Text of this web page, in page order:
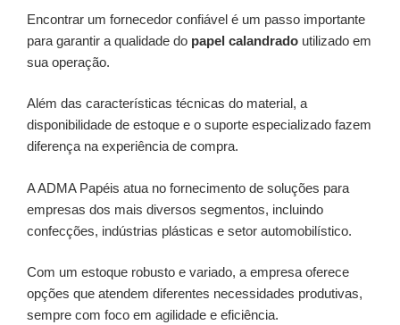
Encontrar um fornecedor confiável é um passo importante
para garantir a qualidade do papel calandrado utilizado em
sua operação.
Além das características técnicas do material, a
disponibilidade de estoque e o suporte especializado fazem
diferença na experiência de compra.
A ADMA Papéis atua no fornecimento de soluções para
empresas dos mais diversos segmentos, incluindo
confecções, indústrias plásticas e setor automobilístico.
Com um estoque robusto e variado, a empresa oferece
opções que atendem diferentes necessidades produtivas,
sempre com foco em agilidade e eficiência.